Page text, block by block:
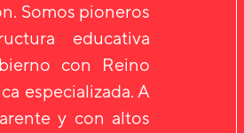
Somos pioneros
educativa
con Reino
especializada. A
y con altos